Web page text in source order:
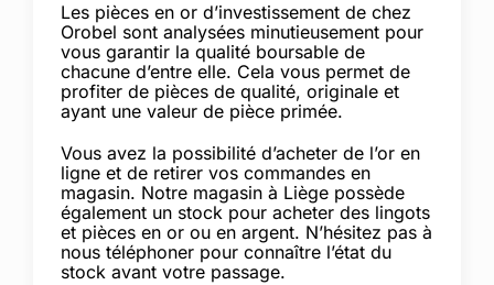
Les pièces en or d’investissement de chez
Orobel sont analysées minutieusement pour
vous garantir la qualité boursable de
chacune d’entre elle. Cela vous permet de
profiter de pièces de qualité, originale et
ayant une valeur de pièce primée.
Vous avez la possibilité d’acheter de l’or en
ligneet de retirer vos commandes en
magasin. Notre magasin à Liège possède
également un stock pour acheter des lingots
et pièces en or ou en argent. N’hésitez pas à
nous téléphoner pour connaître l’état du
stock avant votre passage.